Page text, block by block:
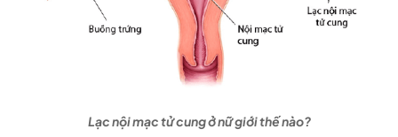
Lạc nội mạc tử cung ở nữ giới thế nào?